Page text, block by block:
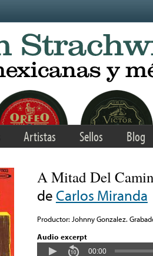
Artistas Sellos Blog
A Mitad Del
de Carlos Miranda
Productor: Johnny Gonzalez.
Audio excerpt
00:00